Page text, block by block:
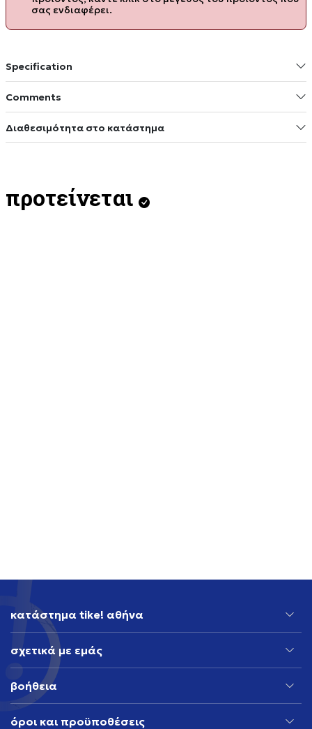
σας ενδιαφέρει.
Specification
Comments
Διαθεσιμότητα στο κατάστημα
προτείνεται
κατάστημα tike! αθήνα
σχετικά με εμάς
βοήθεια
όροι και προϋποθέσεις